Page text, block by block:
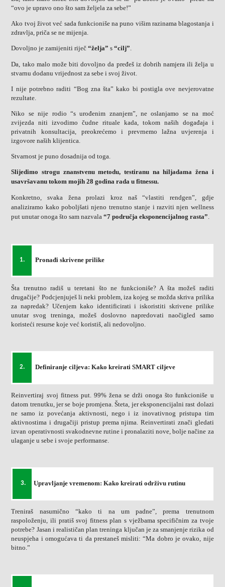
“ovo je upravo ono što sam željela za sebe!”
Ako tvoj život već sada funkcioniše na puno višim razinama blagostanja i
zdravlja, priča se ne mijenja.
Dovoljno je zamijeniti riječ“želja” s“cilj”
Da, tako malo može biti dovoljno da pređeš iz dobrih namjera ili želja u
stvarnu dodanu vrijednost za sebe i svoj život.
I nije potrebno raditi “Bog zna šta” kako bi postigla ove nevjerovatne
rezultate.
Niko se nije rodio “s urođenim znanjem”, ne oslanjamo se na moć
zvijezda niti izvodimo čudne rituale kada, tokom naših događaja i
privatnih konsultacija, preokrećemo i prevrnemo lažna uvjerenja i
izgovore naših klijentica.
Stvarnost je puno dosadnija od toga.
Slijedimo strogu znanstvenu metodu, testiranu na hiljadama žena i
usavršavanu tokom mojih 28 godina rada u fitnessu.
Konkretno, svaka žena prolazi kroz naš“vlastiti rendgen” , gdje
analiziramo kako poboljšati njeno trenutno stanje i razviti njen wellness
put unutar onoga što sam nazvala“7 područja eksponencijalnog rasta”
1. Pronađi skrivene prilike
Šta trenutno radiš u teretani što ne funkcioniše? A šta možeš raditi
drugačije? Podcjenjuješ li neki problem, iza kojeg se možda skriva prilika
za napredak? Učenjem kako identificirati i iskoristiti skrivene prilike
unutar svog treninga, možeš doslovno napredovati naočigled samo
koristeći resurse koje već koristiš, ali nedovoljno.
2. Definiranje ciljeva: Kako kreirati SMART ciljeve
Reinvertiraj svoj fitness put. 99% žena se drži onoga što funkcioniše u
datom trenutku, jer se boje promjena. Šteta, jer eksponencijalni rast dolazi
ne samo iz povećanja aktivnosti, nego i iz inovativnog pristupa tim
aktivnostima i drugačiji pristup prema njima. Reinvertirati znači gledati
izvan operativnosti svakodnevne rutine i pronalaziti nove, bolje načine za
ulaganje u sebe i svoje performanse.
3. Upravljanje vremenom: Kako kreirati održivu rutinu
Treniraš nasumično “kako ti na um padne”, prema trenutnom
raspoloženju, ili pratiš svoj fitness plan s vježbama specifičnim za tvoje
potrebe? Jasan i realističan plan treninga ključan je za smanjenje rizika od
neuspjeha i omogućava ti da prestaneš misliti: “Ma dobro je ovako, nije
bitno.”